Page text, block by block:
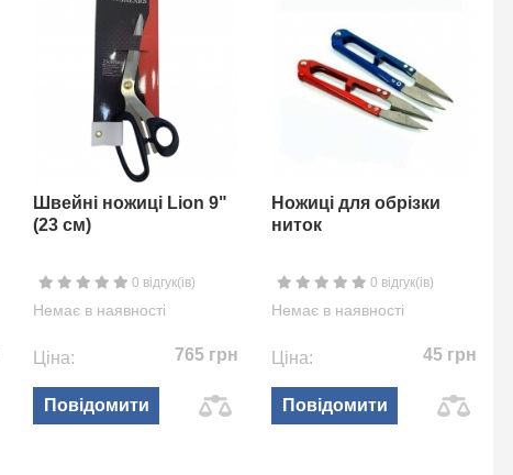
Швейні ножиці Lion 9"
(23 см)
0 відгук(ів)
Немає в наявності
Ціна: 765 грн
Повідомити
Ножиці для обрізки
ниток
0 відгук(ів)
Немає в наявності
Ціна: 45 грн
Повідомити